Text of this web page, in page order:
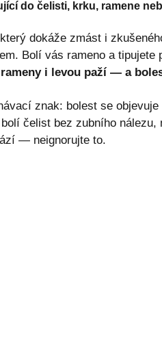
do čelisti, krku, ramene
dokáže zmást i
Bolí vás rameno a tipujete
i levou paží — a
znak: bolest se
čelist bez zubního
— neignorujte to.